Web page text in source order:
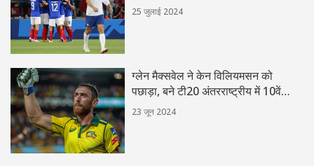
25 जुलाई 2024
ग्लेन मैक्सवेल ने केन विलियमसन को
पछाड़ा, बने टी20 अंतरराष्ट्रीय में 10वें
सर्वाधिक रन बनाने वाले बल्लेबाज
23 जून 2024